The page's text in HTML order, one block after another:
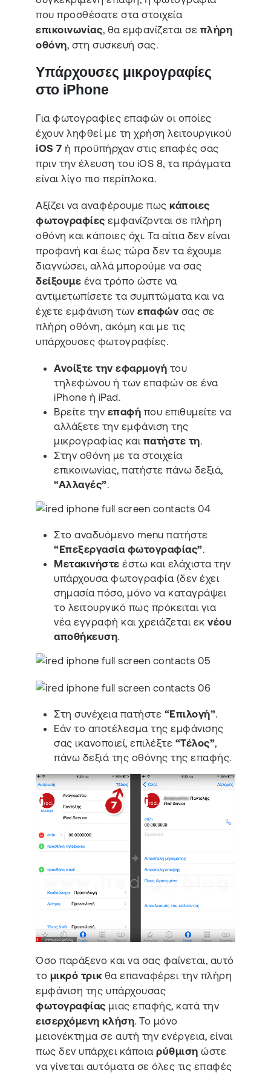
που προσθέσατε στα στοιχεία
επικοινωνίας, θα εμφανίζεται σε πλήρη
οθόνη, στη συσκευή σας.
Υπάρχουσες μικρογραφίες
στο iPhone
Για φωτογραφίες επαφών οι οποίες
έχουν ληφθεί με τη χρήση λειτουργικού
iOS 7 ή προϋπήρχαν στις επαφές σας
πριν την έλευση του iOS 8, τα πράγματα
είναι λίγο πιο περίπλοκα.
Αξίζει να αναφέρουμε πωςκάποιες
φωτογραφίες εμφανίζονται σε πλήρη
οθόνη και κάποιες όχι. Τα αίτια δεν είναι
προφανή και έως τώρα δεν τα έχουμε
διαγνώσει, αλλά μπορούμε να σας
δείξουμε ένα τρόπο ώστε να
αντιμετωπίσετε τα συμπτώματα και να
έχετε εμφάνιση τωνεπαφών σας σε
πλήρη οθόνη, ακόμη και με τις
υπάρχουσες φωτογραφίες.
Ανοίξτε την εφαρμογή του
τηλεφώνου ή των επαφών σε ένα
iPhone ή iPad.
Βρείτε την επαφή που επιθυμείτε να
αλλάξετε την εμφάνιση της
μικρογραφίας και πατήστε τη.
Στην οθόνη με τα στοιχεία
επικοινωνίας, πατήστε πάνω δεξιά,
“Αλλαγές”.
Στο αναδυόμενο menu πατήστε
“Επεξεργασία φωτογραφίας”.
Μετακινήστε έστω και ελάχιστα την
υπάρχουσα φωτογραφία (δεν έχει
σημασία πόσο, μόνο να καταγράψει
το λειτουργικό πως πρόκειται για
νέα εγγραφή και χρειάζεται εκνέου
αποθήκευση.
Στη συνέχεια πατήστε “Επιλογή”.
Εάν το αποτέλεσμα της εμφάνισης
σας ικανοποιεί, επιλέξτε “Τέλος”,
πάνω δεξιά της οθόνης της επαφής.
Όσο παράξενο και να σας φαίνεται, αυτό
το μικρό τρικ θα επαναφέρει την πλήρη
εμφάνιση της υπάρχουσας
φωτογραφίας μιας επαφής, κατά την
εισερχόμενη κλήση. Το μόνο
μειονέκτημα σε αυτή την ενέργεια, είναι
πως δεν υπάρχει κάποιαρύθμιση ώστε
να γίνεται αυτόματα σε όλες τις επαφές